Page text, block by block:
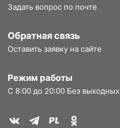
Задать вопрос по почте
Обратная связь
Оставить заявку на сайте
Режим работы
С 8:00 до 20:00 Без выходных